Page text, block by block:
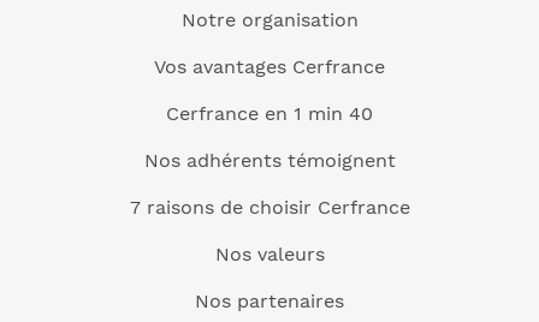
Notre organisation
Vos avantages Cerfrance
Cerfrance en 1 min 40
Nos adhérents témoignent
7 raisons de choisir Cerfrance
Nos valeurs
Nos partenaires